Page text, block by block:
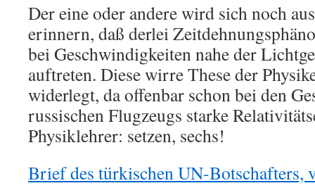
Der eine oder andere wird sich noch
erinnern, daß derlei
bei Geschwindigkeiten nahe der
auftreten. Diese wirre These der
widerlegt, da offenbar schon bei den
russischen Flugzeugs starke
Physiklehrer: setzen, sechs!
Brief des türkischen UN-Botschafters,